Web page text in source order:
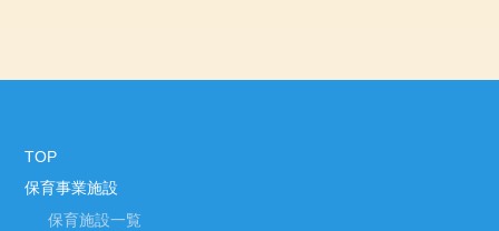
TOP
保育事業施設
保育施設一覧